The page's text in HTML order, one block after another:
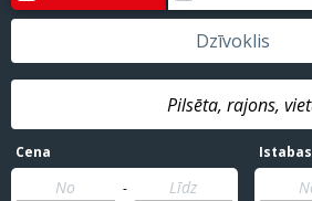
Dzīvoklis
Cena
-
Istabas